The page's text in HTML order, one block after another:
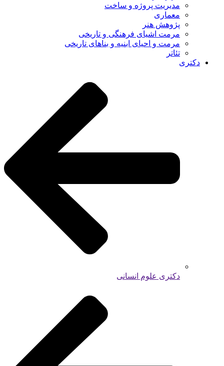
مدیریت پروژه و ساخت
معماری
پژوهش هنر
مرمت اشیای فرهنگی و تاریخی
مرمت و احیای ابنیه و بناهای تاریخی
تئاتر
دکتری
دکتری علوم انسانی